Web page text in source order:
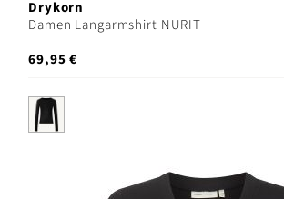
Drykorn
Damen Langarmshirt NURIT
69,95 €